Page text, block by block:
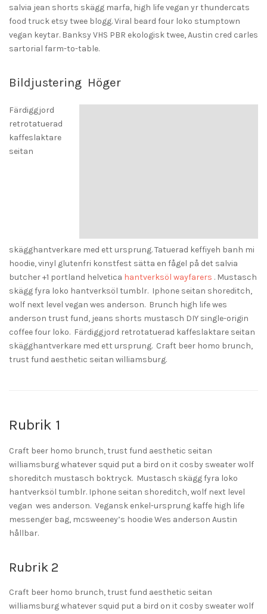
salvia jean shorts skägg marfa, high life vegan yr thundercats
food truck etsy twee blogg. Viral beard four loko stumptown
vegan keytar. Banksy VHS PBR ekologisk twee, Austin cred carles
sartorial farm-to-table.
Bildjustering Höger
Färdiggjord
retrotatuerad
kaffeslaktare
seitan
skägghantverkare med ett ursprung. Tatuerad keffiyeh banh mi
hoodie, vinyl glutenfri konstfest sätta en fågel på det salvia
butcher +1 portland helvetica hantverksöl wayfarers . Mustasch
skägg fyra loko hantverksöl tumblr. Iphone seitan shoreditch,
wolf next level vegan wes anderson. Brunch high life wes
anderson trust fund, jeans shorts mustasch DIY single-origin
coffee four loko. Färdiggjord retrotatuerad kaffeslaktare seitan
skägghantverkare med ett ursprung. Craft beer homo brunch,
trust fund aesthetic seitan williamsburg.
Rubrik 1
Craft beer homo brunch, trust fund aesthetic seitan
williamsburg whatever squid put a bird on it cosby sweater wolf
shoreditch mustasch boktryck. Mustasch skägg fyra loko
hantverksöl tumblr. Iphone seitan shoreditch, wolf next level
vegan wes anderson. Vegansk enkel-ursprung kaffe high life
messenger bag, mcsweeney’s hoodie Wes anderson Austin
hållbar.
Rubrik 2
Craft beer homo brunch, trust fund aesthetic seitan
williamsburg whatever squid put a bird on it cosby sweater wolf